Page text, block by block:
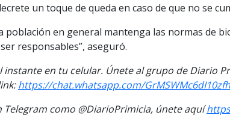
un toque de queda en caso de que no se
población en general mantenga las normas de
responsables”, aseguró.
instante en tu celular. Únete al grupo de Diario
https://chat.whatsapp.com/
Telegram como @DiarioPrimicia, únete aquí